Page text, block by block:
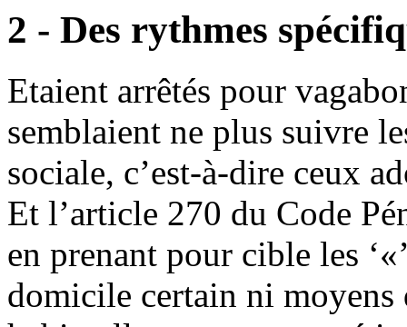
2 - Des rythmes
Etaient arrêtés pour
semblaient ne plus suivre
sociale, c’est-à-dire ceux
Et l’article 270 du Code
en prenant pour cible les
domicile certain ni moyens